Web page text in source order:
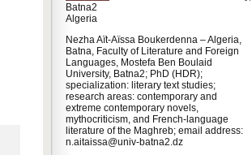
Batna2
Algeria
Nezha Aït-Aïssa Boukerdenna – Algeria,
Batna, Faculty of Literature and Foreign
Languages, Mostefa Ben Boulaid
University, Batna2; PhD (HDR);
specialization: literary text studies;
research areas: contemporary and
extreme contemporary novels,
mythocriticism, and French-language
literature of the Maghreb; email address:
n.aitaissa@univ-batna2.dz